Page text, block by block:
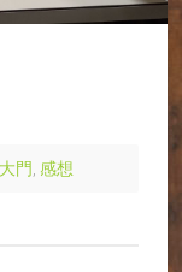
大門 感想